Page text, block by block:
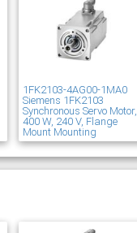
1FK2103-4AG00-1MA0
Siemens 1FK2103
Synchronous Servo Motor,
400 W, 240 V, Flange
Mount Mounting